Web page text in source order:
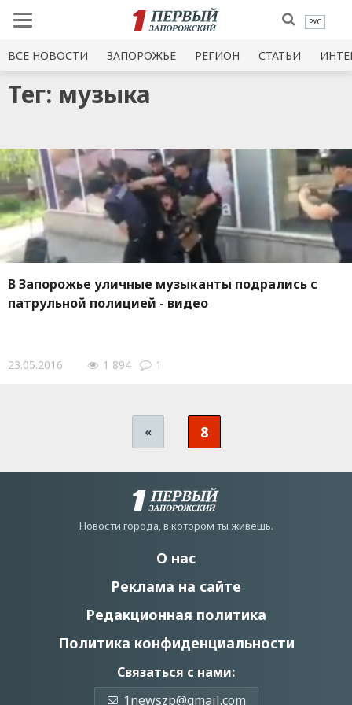
РУС
ВСЕ НОВОСТИ ЗАПОРОЖЬЕ РЕГИОН СТАТЬИ
Тег: музыка
В Запорожье уличные музыканты подрались с
патрульной полицией - видео
23.05.2016 1 894 1
« 8
Новости города, в котором ты живешь.
О нас
Реклама на сайте
Редакционная политика
Политика конфиденциальности
Связаться с нами:
1newszp@gmail.com